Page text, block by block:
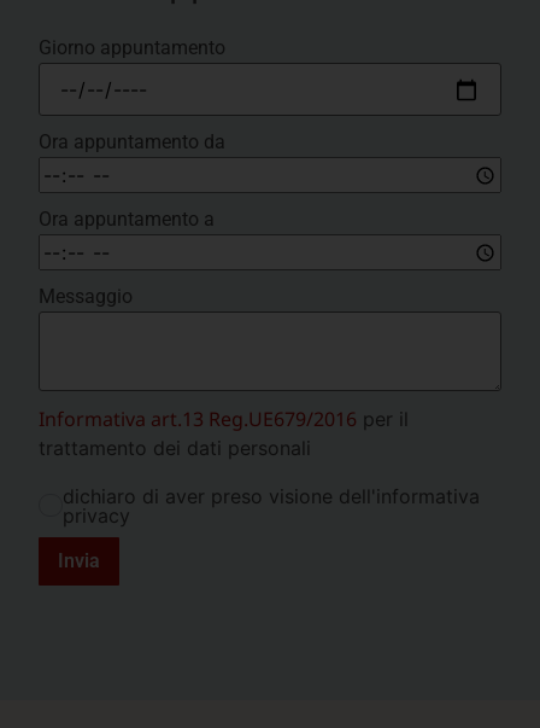
Giorno appuntamento
Ora appuntamento da
Ora appuntamento a
Messaggio
Informativa art.13 Reg.UE679/2016 per il
trattamento dei dati personali
dichiaro di aver preso visione dell'informativa
privacy
Invia